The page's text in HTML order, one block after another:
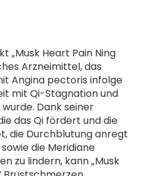
„Musk Heart Pain Ning
Arzneimittel, das
Angina pectoris infolge
mit Qi-Stagnation und
Dank seiner
das Qi fördert und die
die Durchblutung anregt
die Meridiane
zu lindern, kann „Musk